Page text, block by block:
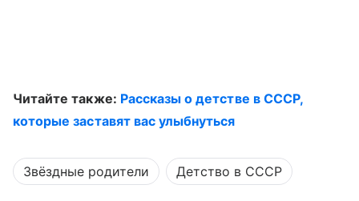
Читайте также: Рассказы о детстве в СССР,
которые заставят вас улыбнуться
Звёздные родители Детство в СССР